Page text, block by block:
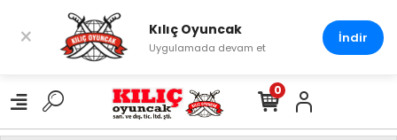
0
× Kılıç Oyuncak
Uygulamada devam et
İndir